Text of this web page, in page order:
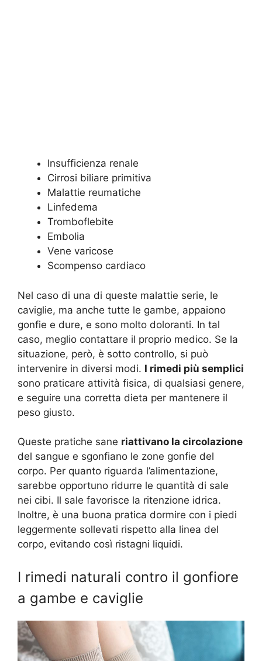
Insufficienza renale
Cirrosi biliare primitiva
Malattie reumatiche
Linfedema
Tromboflebite
Embolia
Vene varicose
Scompenso cardiaco
Nel caso di una di queste malattie serie, le
caviglie, ma anche tutte le gambe, appaiono
gonfie e dure, e sono molto doloranti. In tal
caso, meglio contattare il proprio medico. Se la
situazione, però, è sotto controllo, si può
intervenire in diversi modi. I rimedi più semplici
sono praticare attività fisica, di qualsiasi genere,
e seguire una corretta dieta per mantenere il
peso giusto.
Queste pratiche sane riattivano la circolazione
del sangue e sgonfiano le zone gonfie del
corpo. Per quanto riguarda l’alimentazione,
sarebbe opportuno ridurre le quantità di sale
nei cibi. Il sale favorisce la ritenzione idrica.
Inoltre, è una buona pratica dormire con i piedi
leggermente sollevati rispetto alla linea del
corpo, evitando così ristagni liquidi.
I rimedi naturali contro il gonfiore
a gambe e caviglie